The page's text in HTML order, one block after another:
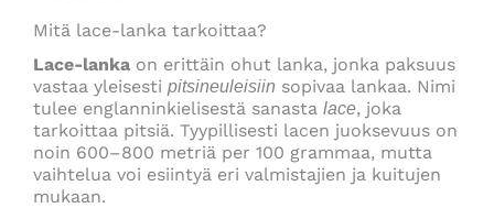
Mitä lace-lanka tarkoittaa?
Lace-lanka on erittäin ohut lanka, jonka paksuus
vastaa yleisesti pitsineuleisiin sopivaa lankaa. Nimi
tulee englanninkielisestä sanasta lace, joka
tarkoittaa pitsiä. Tyypillisesti lacen juoksevuus on
noin 600–800 metriä per 100 grammaa, mutta
vaihtelua voi esiintyä eri valmistajien ja kuitujen
mukaan.